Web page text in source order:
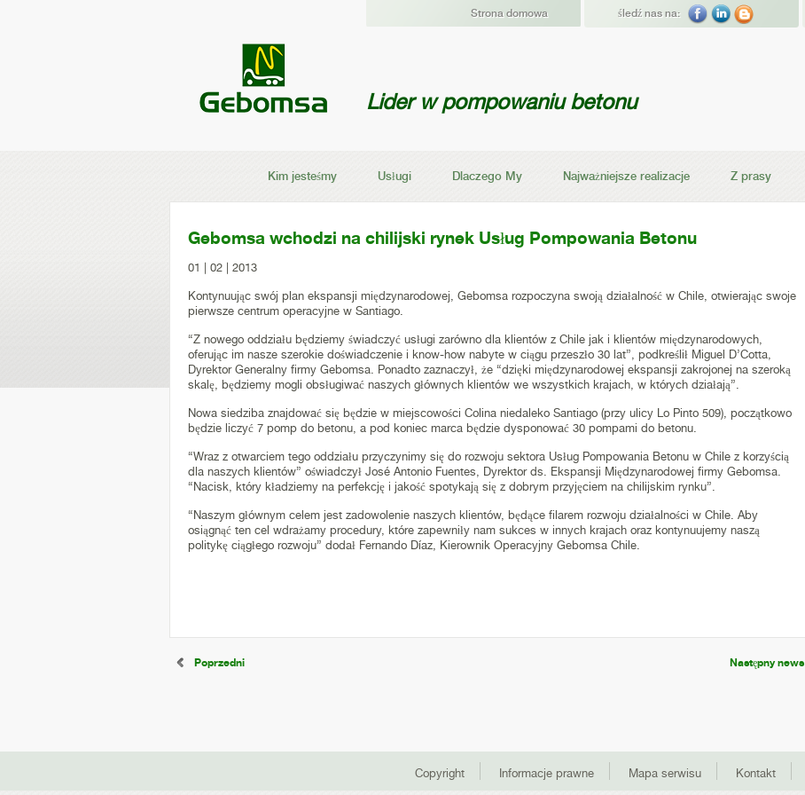
Strona domowa śledź nas na:
Lider w pompowaniu betonu
Kim jesteśmy Usługi Dlaczego My Najważniejsze realizacje Z prasy
Gebomsa wchodzi na chilijski rynek Usług Pompowania Betonu
01 | 02 | 2013
Kontynuując swój plan ekspansji międzynarodowej, Gebomsa rozpoczyna swoją działalność w Chile, otwierając swoje
pierwsze centrum operacyjne w Santiago.
“Z nowego oddziału będziemy świadczyć usługi zarówno dla klientów z Chile jak i klientów międzynarodowych,
oferując im nasze szerokie doświadczenie i know-how nabyte w ciągu przeszło 30 lat”, podkreślił Miguel D’Cotta,
Dyrektor Generalny firmy Gebomsa. Ponadto zaznaczył, że “dzięki międzynarodowej ekspansji zakrojonej na szeroką
skalę, będziemy mogli obsługiwać naszych głównych klientów we wszystkich krajach, w których działają”.
Nowa siedziba znajdować się będzie w miejscowości Colina niedaleko Santiago (przy ulicy Lo Pinto 509), początkowo
będzie liczyć 7 pomp do betonu, a pod koniec marca będzie dysponować 30 pompami do betonu.
“Wraz z otwarciem tego oddziału przyczynimy się do rozwoju sektora Usług Pompowania Betonu w Chile z korzyścią
dla naszych klientów” oświadczył José Antonio Fuentes, Dyrektor ds. Ekspansji Międzynarodowej firmy Gebomsa.
“Nacisk, który kładziemy na perfekcję i jakość spotykają się z dobrym przyjęciem na chilijskim rynku”.
“Naszym głównym celem jest zadowolenie naszych klientów, będące filarem rozwoju działalności w Chile. Aby
osiągnąć ten cel wdrażamy procedury, które zapewniły nam sukces w innych krajach oraz kontynuujemy naszą
politykę ciągłego rozwoju” dodał Fernando Díaz, Kierownik Operacyjny Gebomsa Chile.
Poprzedni Następny news
Copyright Informacje prawne Mapa serwisu Kontakt